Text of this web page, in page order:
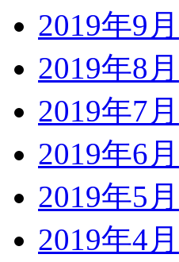
2019年9月
2019年8月
2019年7月
2019年6月
2019年5月
2019年4月